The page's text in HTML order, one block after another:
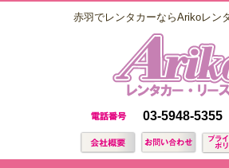
赤羽でレンタカーならArikoレン
03-5948-5355